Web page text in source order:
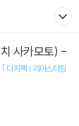
[ 디지팩 / 리마스터링